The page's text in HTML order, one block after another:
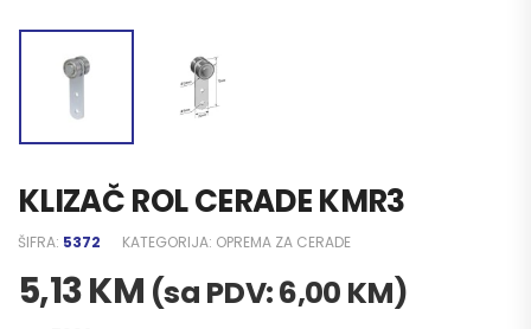
KLIZAČ ROL CERADE KMR3
ŠIFRA: 5372 KATEGORIJA: OPREMA ZA CERADE
5,13KM (sa PDV:6,00 KM)